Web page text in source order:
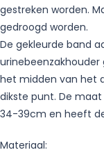
gestreken worden.
gedroogd worden.
De gekleurde band
het midden van het
dikste punt. De
34-39cm en heeft
Materiaal: